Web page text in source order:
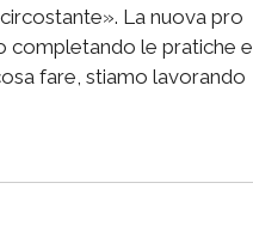
La nuova pro
completando le pratiche e
fare, stiamo lavorando